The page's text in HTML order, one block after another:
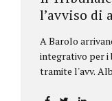
l’avviso di
A Barolo
integrativo per i
tramite l'avv.